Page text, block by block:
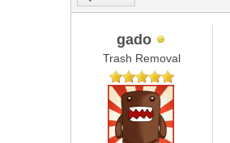
gado
Trash Removal